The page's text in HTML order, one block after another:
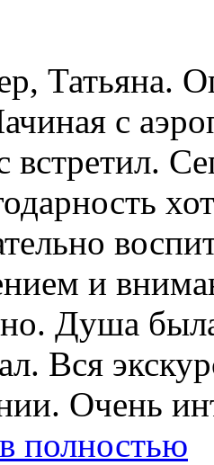
Татьяна.
с
встретил.
и
Душа
Вся
Очень
полностью